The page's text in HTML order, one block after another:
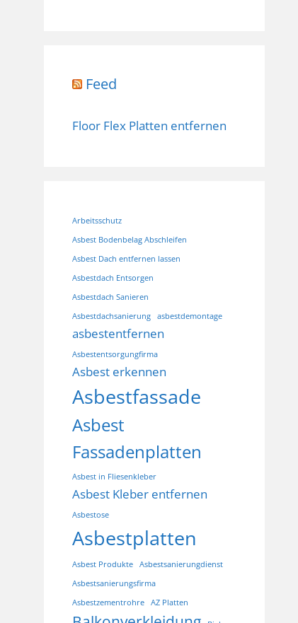
Feed
Floor Flex Platten entfernen
Arbeitsschutz
Asbest Bodenbelag Abschleifen
Asbest Dach entfernen lassen
Asbestdach Entsorgen
Asbestdach Sanieren
Asbestdachsanierung
asbestdemontage
asbestentfernen
Asbestentsorgungfirma
Asbest erkennen
Asbestfassade
Asbest
Fassadenplatten
Asbest in Fliesenkleber
Asbest Kleber entfernen
Asbestose
Asbestplatten
Asbest Produkte
Asbestsanierungdienst
Asbestsanierungsfirma
Asbestzementrohre
AZ Platten